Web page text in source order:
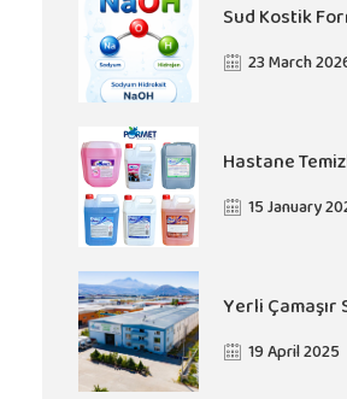
Sud Kostik
23 March
Hastane
15 January
Yerli Çamaşır
19 April 2025